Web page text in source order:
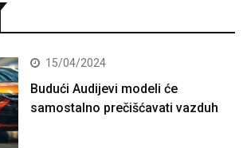
15/04/2024
Budući Audijevi modeli će
samostalno prečišćavati vazduh